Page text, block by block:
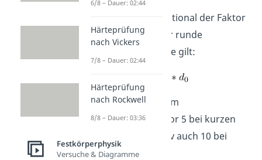
Dabei ist für k international der Faktor
5,65 gebräuchlich. Für runde
Proportionalitätsstäbe gilt:
Dabei entspricht k dem
Proportionalitätsfaktor 5 bei kurzen
Stäben oder alternativ auch 10 bei
langen Stäben.
6/8 – Dauer: 02:44
Härteprüfung
nach Vickers
7/8 – Dauer: 02:44
Härteprüfung
nach Rockwell
8/8 – Dauer: 03:36
Festkörperphysik
Versuche & Diagramme